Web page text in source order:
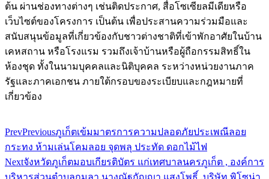
ต้น ผ่านช่องทางต่างๆ เช่นติดประกาศ, สื่อโซเซียลมีเดียหรือ
เว็บไซต์ของโครงการ เป็นต้น เพื่อประสานความร่วมมือและ
สนับสนุนข้อมูลที่เกี่ยวข้องกับชาวต่างชาติที่เข้าพักอาศัยในบ้าน
เคหสถาน หรือโรงแรม รวมถึงเจ้าบ้านหรือผู้ถือกรรมสิทธิ์ใน
ห้องชุด ทั้งในนามบุคคลและนิติบุคคล ระหว่างหน่วยงานภาค
รัฐและภาคเอกชน ภายใต้กรอบของระเบียบและกฎหมายที่
เกี่ยวข้อง
PrevPreviousภูเก็ตเข้มมาตรการความปลอดภัยประเพณีลอย
กระทง ห้ามเล่นโคมลอย จุดพลุ ประทัด ดอกไม้ไฟ
Nextจังหวัดภูเก็ตมอบเกียรติบัตร แก่เทศบาลนครภูเก็ต , องค์การ
บริหารส่วนตำบลกมลา,นางณัฐกัญญา แสงโพธิ์ ,บริษัท พิโซน่า